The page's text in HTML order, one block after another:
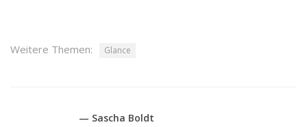
Weitere Themen: Glance
— Sascha Boldt